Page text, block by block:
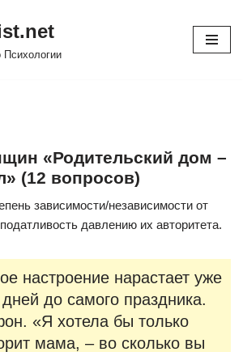
Психологии
«Родительский дом –
(12 вопросов)
зависимости/независимости от
давлению их авторитета.
настроение нарастает уже
до самого праздника.
«Я хотела бы только
мама, – во сколько вы